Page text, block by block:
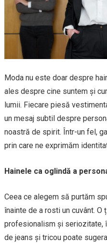
Moda nu este doar despre
ales despre cine suntem și
lumii. Fiecare piesă
un mesaj subtil despre
noastră de spirit. Într-un fel,
prin care ne exprimăm
Hainele ca oglindă a
Ceea ce alegem să purtăm
înainte de a rosti un cuvânt.
profesionalism și seriozitate,
de jeans și tricou poate